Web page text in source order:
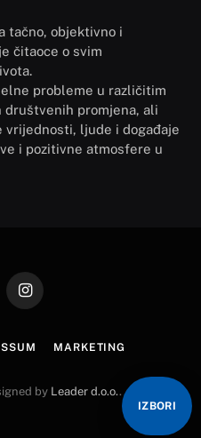
tačno, objektivno i
čitaoce o svim
probleme u različitim
promjena, ali
ljude i događaje
i pozitivne atmosfere u
Instagram
MARKETING
by Leader d.o.o. .
IZBORI